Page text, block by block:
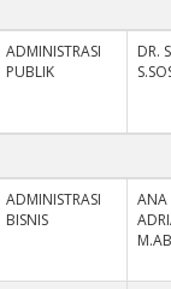
ADMINISTRASI
PUBLIK
DR.
ADMINISTRASI
BISNIS